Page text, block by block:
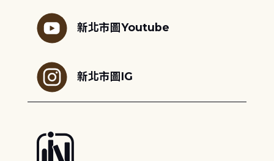
新北市圖Youtube
新北市圖IG